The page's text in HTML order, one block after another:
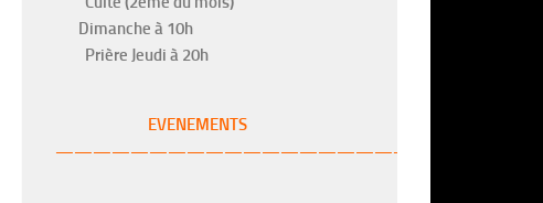
Dimanche à 10h
Prière Jeudi à 20h
EVENEMENTS
———————————————————-